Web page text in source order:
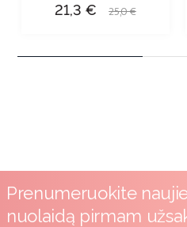
Kaina
21,3 €
Bazinė
25,0 €
Prenumeruokite
nuolaidą pirmam